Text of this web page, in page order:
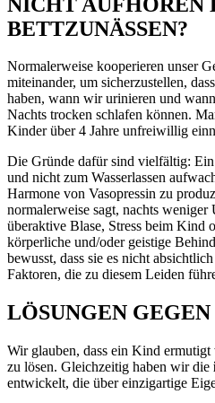
BETTZUNÄSSEN?
Normalerweise kooperieren unser
miteinander, um sicherzustellen,
haben, wann wir urinieren und
Nachts trocken schlafen können.
Kinder über 4 Jahre unfreiwillig
Die Gründe dafür sind vielfältig:
und nicht zum Wasserlassen
Harmone von Vasopressin zu
normalerweise sagt, nachts
überaktive Blase, Stress beim Kind
körperliche und/oder geistige
bewusst, dass sie es nicht
Faktoren, die zu diesem Leiden
LÖSUNGEN
Wir glauben, dass ein Kind ermutigt
zu lösen. Gleichzeitig haben wir die
entwickelt, die über einzigartige